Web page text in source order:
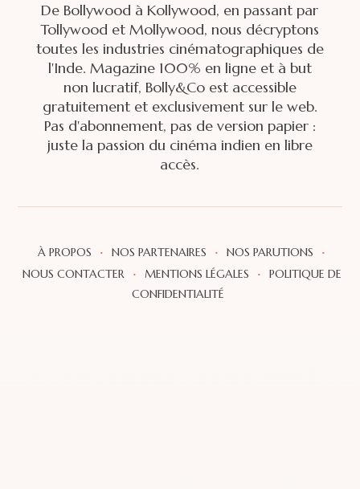
De Bollywood à Kollywood, en passant par
Tollywood et Mollywood, nous décryptons
toutes les industries cinématographiques de
l'Inde. Magazine 100% en ligne et à but
non lucratif, Bolly&Co est accessible
gratuitement et exclusivement sur le web.
Pas d'abonnement, pas de version papier :
juste la passion du cinéma indien en libre
accès.
À PROPOS · NOS PARTENAIRES · NOS PARUTIONS ·
NOUS CONTACTER · MENTIONS LÉGALES ·
POLITIQUE DE
CONFIDENTIALITÉ